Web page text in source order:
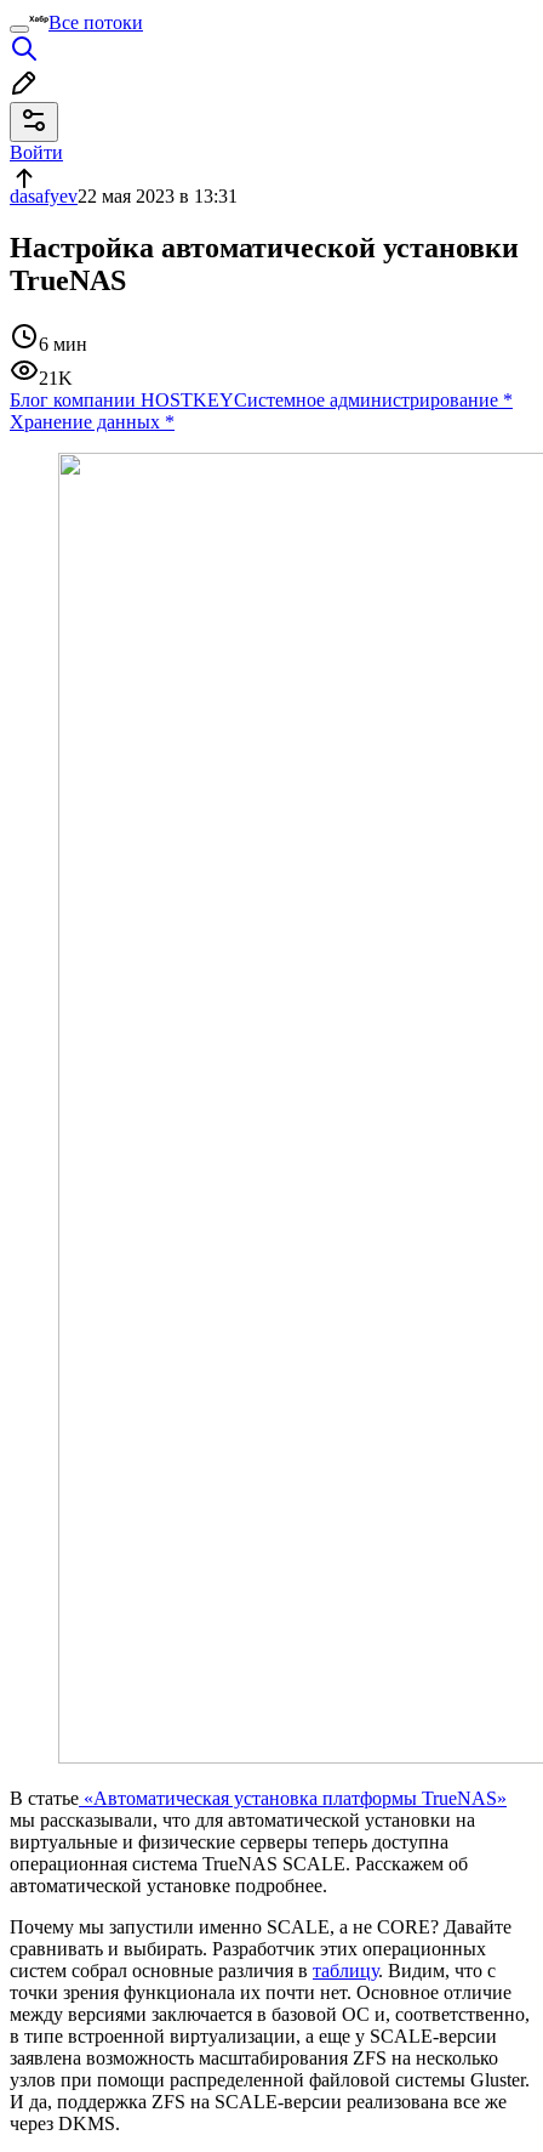
Все потоки
Войти
dasafyev22 мая 2023 в 13:31
Настройка автоматической установки
TrueNAS
6 мин
21K
Блог компании HOSTKEYСистемное администрирование *
Хранение данных *
В статье «Автоматическая установка платформы TrueNAS»
мы рассказывали, что для автоматической установки на
виртуальные и физические серверы теперь доступна
операционная система TrueNAS SCALE. Расскажем об
автоматической установке подробнее.
Почему мы запустили именно SCALE, а не CORE? Давайте
сравнивать и выбирать. Разработчик этих операционных
систем собрал основные различия в таблицу. Видим, что с
точки зрения функционала их почти нет. Основное отличие
между версиями заключается в базовой ОС и, соответственно,
в типе встроенной виртуализации, а еще у SCALE-версии
заявлена возможность масштабирования ZFS на несколько
узлов при помощи распределенной файловой системы Gluster.
И да, поддержка ZFS на SCALE-версии реализована все же
через DKMS.